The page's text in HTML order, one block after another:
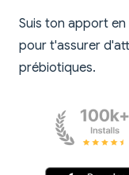
Suis ton apport
pour t'assurer
prébiotiques.